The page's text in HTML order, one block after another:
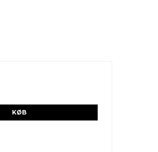
KØB